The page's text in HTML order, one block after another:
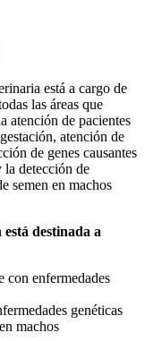
está a cargo de
las áreas que
atención de pacientes
atención de
de genes causantes
la detección de
semen en machos
destinada a
con enfermedades
genéticas
machos